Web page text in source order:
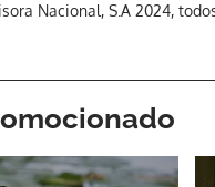
Nacional, S.A 2024,